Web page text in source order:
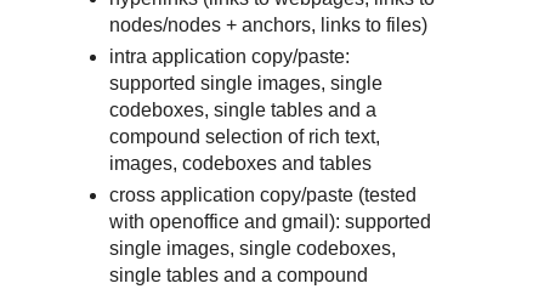
nodes/nodes + anchors, links to files)
intra application copy/paste:
supported single images, single
codeboxes, single tables and a
compound selection of rich text,
images, codeboxes and tables
cross application copy/paste (tested
with openoffice and gmail): supported
single images, single codeboxes,
single tables and a compound